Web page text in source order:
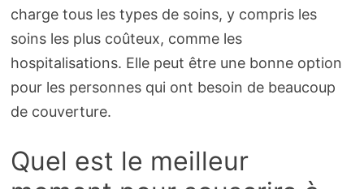
charge tous les types de soins, y compris les
soins les plus coûteux, comme les
hospitalisations. Elle peut être une bonne option
pour les personnes qui ont besoin de beaucoup
de couverture.
Quel est le meilleur